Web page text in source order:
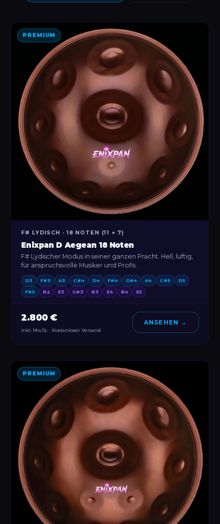
PREMIUM
F# LYDISCH · 18 NOTEN (11 + 7)
Enixpan D Aegean 18 Noten
F# Lydischer Modus in seiner ganzen Pracht. Hell, luftig,
für anspruchsvolle Musiker und Profis.
D3 F#3 A3 C#4 D4 F#4 G#4 A4 C#5 D5
F#5 B2 E3 G#3 B3 E4 B4 E5
2.800 €
inkl. MwSt. · Kostenloser Versand
ANSEHEN →
PREMIUM